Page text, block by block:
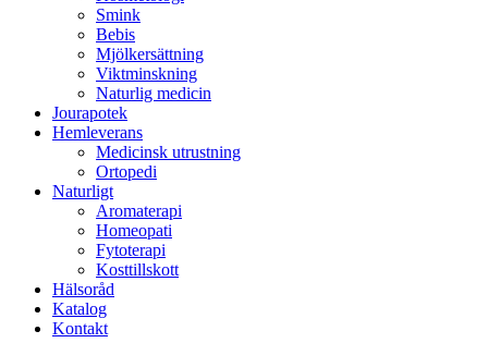
Smink
Bebis
Mjölkersättning
Viktminskning
Naturlig medicin
Jourapotek
Hemleverans
Medicinsk utrustning
Ortopedi
Naturligt
Aromaterapi
Homeopati
Fytoterapi
Kosttillskott
Hälsoråd
Katalog
Kontakt